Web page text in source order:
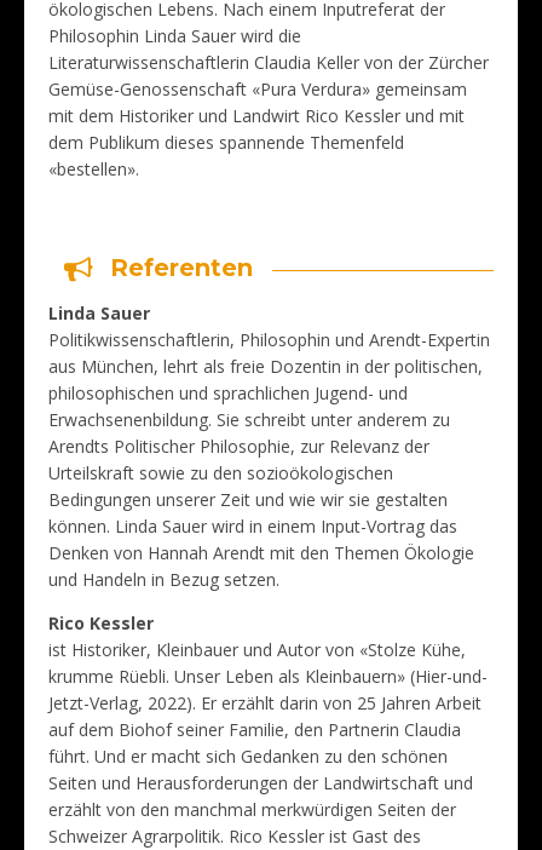
ökologischen Lebens. Nach einem Inputreferat der
Philosophin Linda Sauer wird die
Literaturwissenschaftlerin Claudia Keller von der Zürcher
Gemüse-Genossenschaft «Pura Verdura» gemeinsam
mit dem Historiker und Landwirt Rico Kessler und mit
dem Publikum dieses spannende Themenfeld
«bestellen».
Referenten
Linda Sauer
Politikwissenschaftlerin, Philosophin und Arendt-Expertin
aus München, lehrt als freie Dozentin in der politischen,
philosophischen und sprachlichen Jugend- und
Erwachsenenbildung. Sie schreibt unter anderem zu
Arendts Politischer Philosophie, zur Relevanz der
Urteilskraft sowie zu den sozioökologischen
Bedingungen unserer Zeit und wie wir sie gestalten
können. Linda Sauer wird in einem Input-Vortrag das
Denken von Hannah Arendt mit den Themen Ökologie
und Handeln in Bezug setzen.
Rico Kessler
ist Historiker, Kleinbauer und Autor von «Stolze Kühe,
krumme Rüebli. Unser Leben als Kleinbauern» (Hier-und-
Jetzt-Verlag, 2022). Er erzählt darin von 25 Jahren Arbeit
auf dem Biohof seiner Familie, den Partnerin Claudia
führt. Und er macht sich Gedanken zu den schönen
Seiten und Herausforderungen der Landwirtschaft und
erzählt von den manchmal merkwürdigen Seiten der
Schweizer Agrarpolitik. Rico Kessler ist Gast des